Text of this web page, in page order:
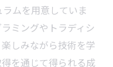
ムを用意していま
ミングやトラディシ
しみながら技術を学
を通じて得られる成